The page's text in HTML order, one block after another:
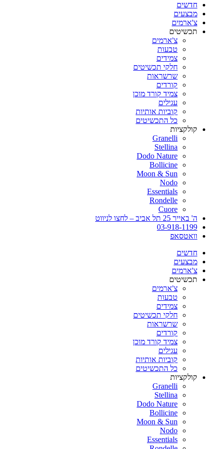
חדשים
מבצעים
צ'ארמים
תכשיטים
צ'ארמים
טבעות
צמידים
חלקי תכשיטים
שרשראות
קורדים
צמיד קורד מוכן
עגילים
קוביות אותיות
כל התכשיטים
קולקציות
Granelli
Stellina
Dodo Nature
Bollicine
Moon & Sun
Nodo
Essentials
Rondelle
Cuore
ה' באייר 25 תל אביב – לחצו לניווט
03-918-1199
וואטסאפ
חדשים
מבצעים
צ'ארמים
תכשיטים
צ'ארמים
טבעות
צמידים
חלקי תכשיטים
שרשראות
קורדים
צמיד קורד מוכן
עגילים
קוביות אותיות
כל התכשיטים
קולקציות
Granelli
Stellina
Dodo Nature
Bollicine
Moon & Sun
Nodo
Essentials